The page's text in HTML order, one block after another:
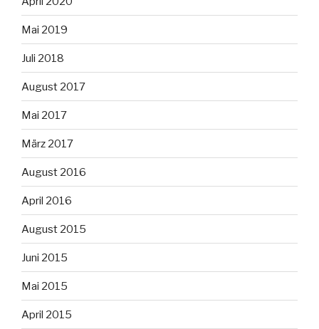
Mai 2019
Juli 2018
August 2017
Mai 2017
März 2017
August 2016
April 2016
August 2015
Juni 2015
Mai 2015
April 2015